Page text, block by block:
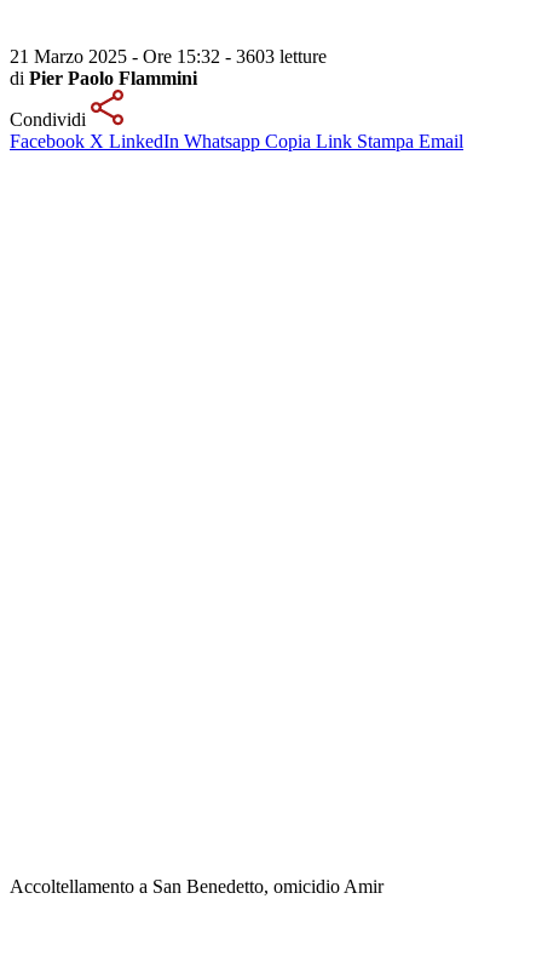
21 Marzo 2025 - Ore 15:32 - 3603 letture
di Pier Paolo Flammini
Condividi
Facebook X LinkedIn Whatsapp Copia Link Stampa Email
Accoltellamento a San Benedetto, omicidio Amir